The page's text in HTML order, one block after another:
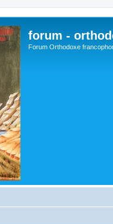
forum -
Forum Orthodoxe